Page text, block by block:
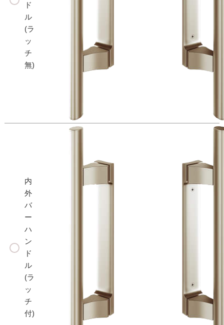
ド
ル
(ラ
ッ
チ
無)
内
外
バ
ー
ハ
ン
ド
ル
(ラ
ッ
チ
付)